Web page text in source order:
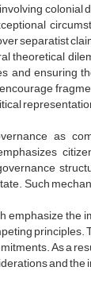
colonial
separatist
theoretical
and ensuring
as
Such
emphasize the
As a
and